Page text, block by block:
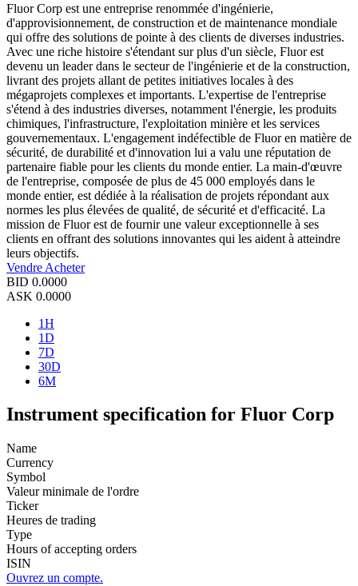
Fluor Corp est une entreprise renommée d'ingénierie,
d'approvisionnement, de construction et de maintenance mondiale
qui offre des solutions de pointe à des clients de diverses industries.
Avec une riche histoire s'étendant sur plus d'un siècle, Fluor est
devenu un leader dans le secteur de l'ingénierie et de la construction,
livrant des projets allant de petites initiatives locales à des
mégaprojets complexes et importants. L'expertise de l'entreprise
s'étend à des industries diverses, notamment l'énergie, les produits
chimiques, l'infrastructure, l'exploitation minière et les services
gouvernementaux. L'engagement indéfectible de Fluor en matière de
sécurité, de durabilité et d'innovation lui a valu une réputation de
partenaire fiable pour les clients du monde entier. La main-d'œuvre
de l'entreprise, composée de plus de 45 000 employés dans le
monde entier, est dédiée à la réalisation de projets répondant aux
normes les plus élevées de qualité, de sécurité et d'efficacité. La
mission de Fluor est de fournir une valeur exceptionnelle à ses
clients en offrant des solutions innovantes qui les aident à atteindre
leurs objectifs.
Vendre Acheter
BID 0.0000
ASK 0.0000
1H
1D
7D
30D
6M
Instrument specification for Fluor Corp
Name
Currency
Symbol
Valeur minimale de l'ordre
Ticker
Heures de trading
Type
Hours of accepting orders
ISIN
Ouvrez un compte.